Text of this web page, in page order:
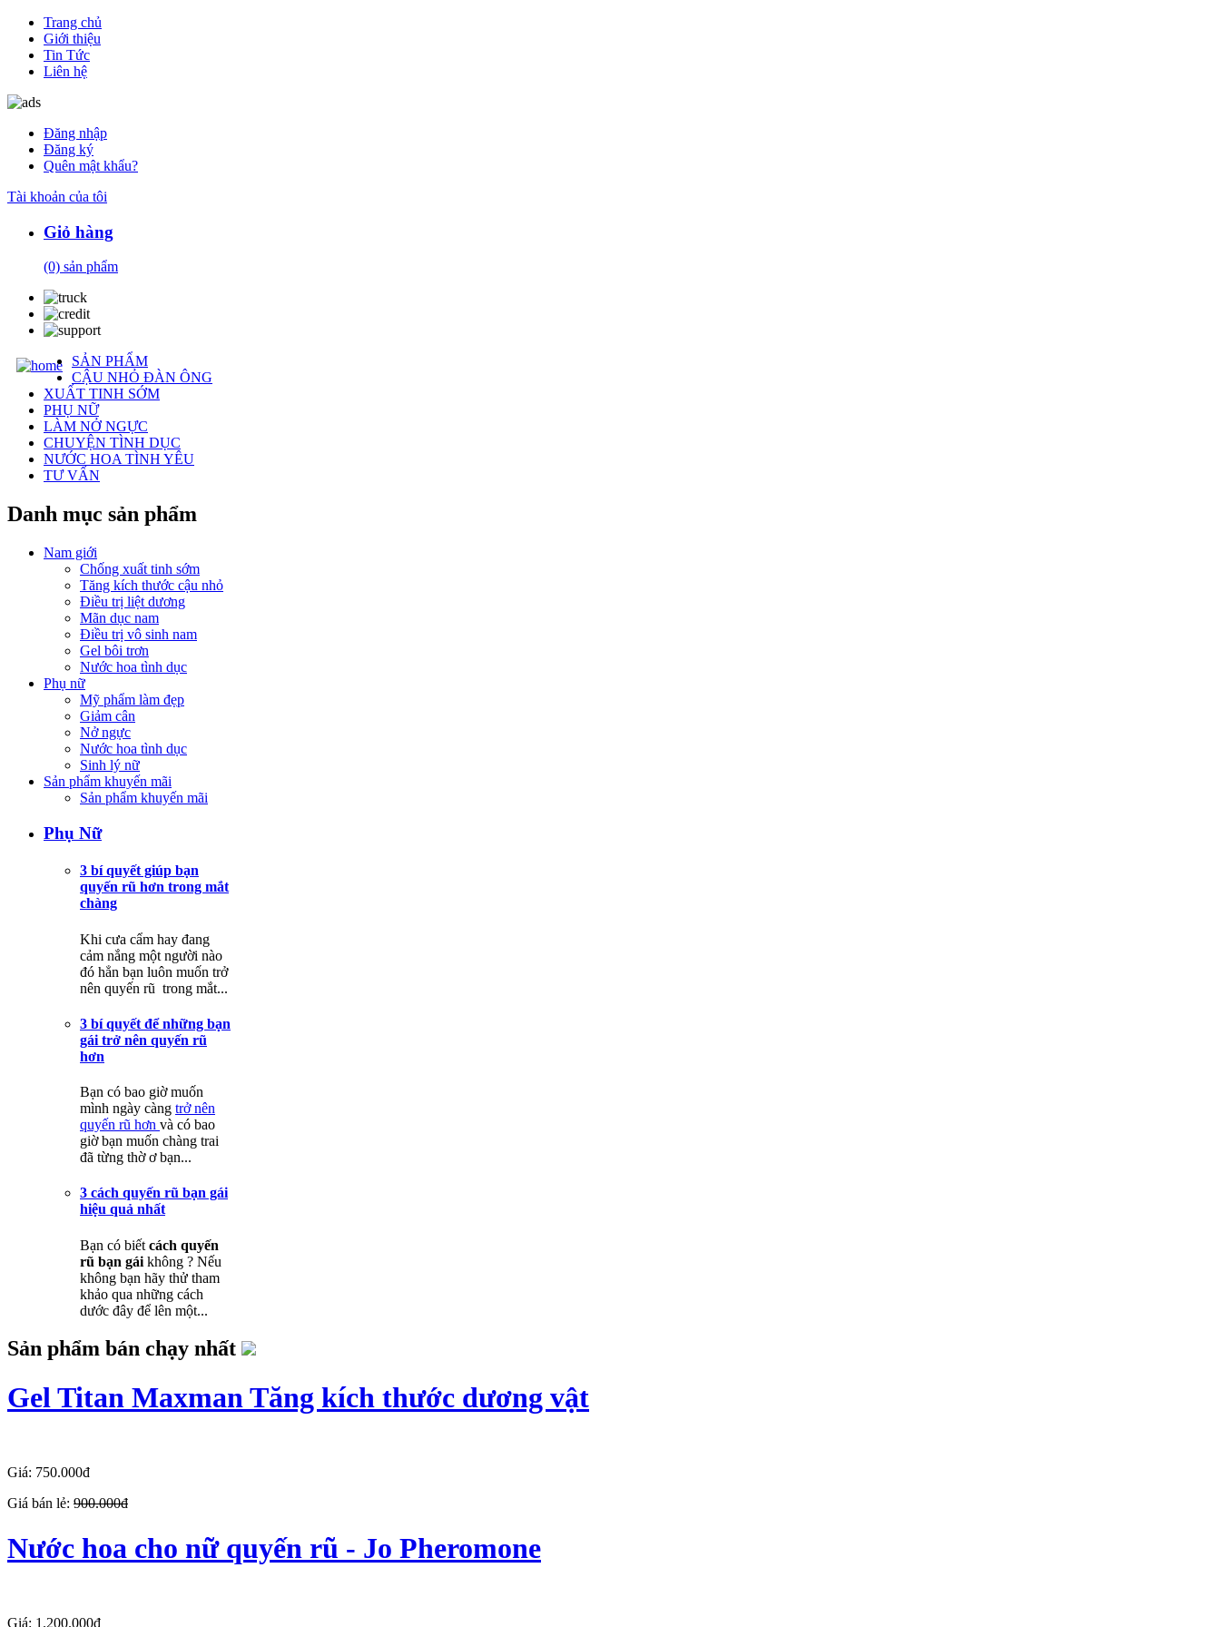
Trang chủ
Giới thiệu
Tin Tức
Liên hệ
Đăng nhập
Đăng ký
Quên mật khẩu?
Tài khoản của tôi
Giỏ hàng
(0) sản phẩm
SẢN PHẨM
CẬU NHỎ ĐÀN ÔNG
XUẤT TINH SỚM
PHỤ NỮ
LÀM NỞ NGỰC
CHUYỆN TÌNH DỤC
NƯỚC HOA TÌNH YÊU
TƯ VẤN
Danh mục sản phẩm
Nam giới
Chống xuất tinh sớm
Tăng kích thước cậu nhỏ
Điều trị liệt dương
Mãn dục nam
Điều trị vô sinh nam
Gel bôi trơn
Nước hoa tình dục
Phụ nữ
Mỹ phẩm làm đẹp
Giảm cân
Nở ngực
Nước hoa tình dục
Sinh lý nữ
Sản phẩm khuyến mãi
Sản phẩm khuyến mãi
Phụ Nữ
3 bí quyết giúp bạn
quyến rũ hơn trong mắt
chàng
Khi cưa cẩm hay đang
cảm nắng một người nào
đó hẳn bạn luôn muốn trở
nên quyến rũ trong mắt...
3 bí quyết để những bạn
gái trở nên quyến rũ
hơn
Bạn có bao giờ muốn
mình ngày càng trở nên
quyến rũ hơn và có bao
giờ bạn muốn chàng trai
đã từng thờ ơ bạn...
3 cách quyến rũ bạn gái
hiệu quả nhất
Bạn có biết cách quyến
rũ bạn gái không ? Nếu
không bạn hãy thử tham
khảo qua những cách
dước đây để lên một...
Sản phẩm bán chạy nhất
Gel Titan Maxman Tăng kích thước dương vật
Giá: 750.000đ
Giá bán lẻ: 900.000đ
Nước hoa cho nữ quyến rũ - Jo Pheromone
Giá: 1.200.000đ